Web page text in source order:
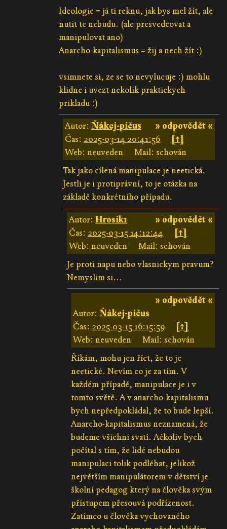
Ideologie = já ti reknu, jak bys mel žít, ale
nutit te nebudu. (ale presvedcovat a
manipulovat ano)
Anarcho-kapitalismus = žij a nech žít :)
vsimnete si, ze se to nevylucuje :) mohlu
klidne i uvezt nekolik praktickych
prikladu :)
» odpovědět «
Autor: Ňákej-pičus
Čas: 2025-03-14 20:41:56
[↑]
Web: neuveden
Mail: schován
Tak jako cílená manipulace je neetická.
Jestli je i protiprávní, to je otázka na
základě konkrétního případu.
» odpovědět «
Autor:Hrosik1
Čas: 2025-03-15 14:12:44
[↑]
Web: neuveden
Mail: schován
Je proti napu nebo vlasnickym pravum?
Nemyslim si...
» odpovědět «
Autor:Ňákej-pičus
Čas: 2025-03-15 16:15:59
[↑]
Web: neuveden
Mail: schován
Říkám, mohu jen říct, že to je
neetické. Nevím co je za tím. V
každém případě, manipulace je i v
tomto světě. A v anarcho-kapitalismu
bych nepředpokládal, že to bude lepší.
Anarcho-kapitalismus neznamená, že
budeme všichni svatí. Ačkoliv bych
počítal s tím, že lidé nebudou
manipulaci tolik podléhat, jelikož
největším manipulátorem v dětství je
školní pedagog který na člověka svým
přístupem přesouvá podřízenost.
Zatímco u člověka vychovaného